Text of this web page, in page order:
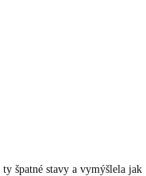
špatné stavy a vymýšlela jak